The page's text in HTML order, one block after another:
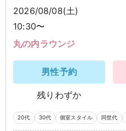
2026/08/08(土)
10:30〜
丸の内ラウンジ
男性予約
残りわずか
20代 30代 個室スタイル 同世代